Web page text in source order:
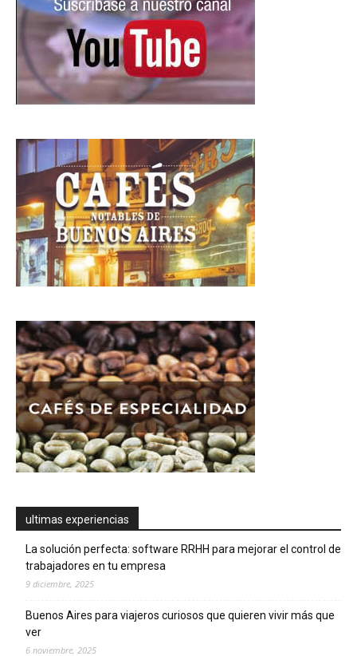
ultimas experiencias
La solución perfecta: software RRHH para mejorar el control de
trabajadores en tu empresa
9 diciembre, 2025
Buenos Aires para viajeros curiosos que quieren vivir más que
ver
6 noviembre, 2025